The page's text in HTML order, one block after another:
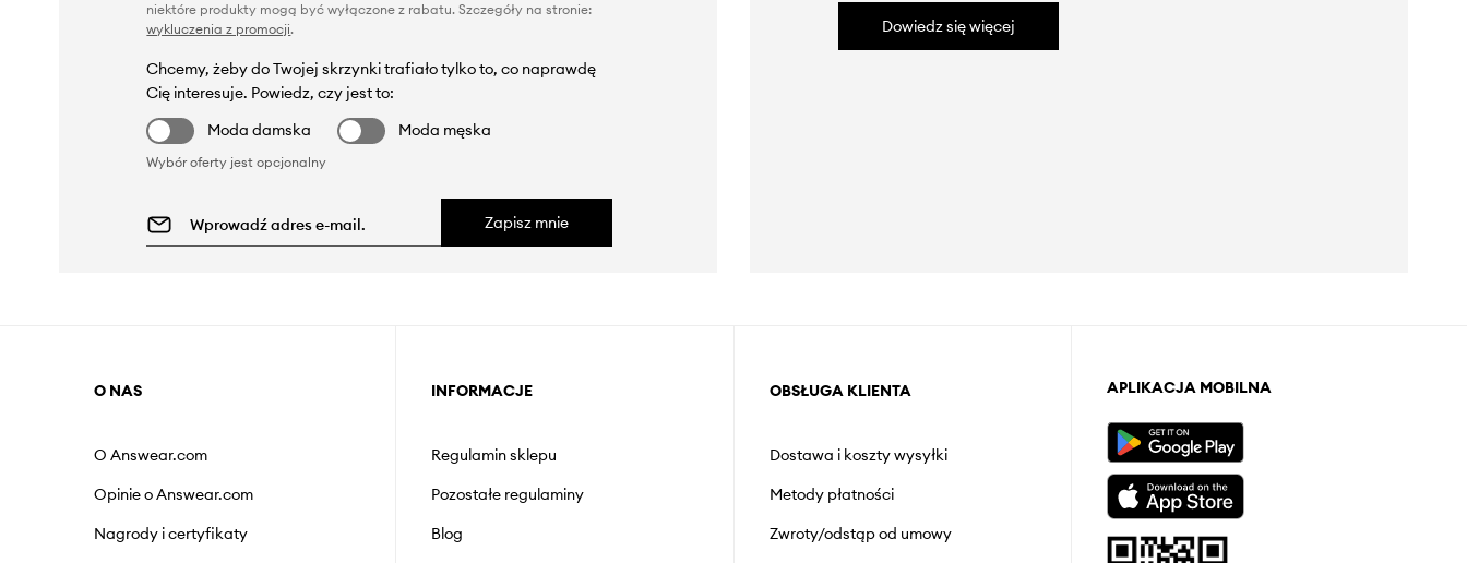
niektóre produkty mogą być wyłączone z rabatu. Szczegóły na stronie:
wykluczenia z promocji.
Chcemy, żeby do Twojej skrzynki trafiało tylko to, co naprawdę
Cię interesuje. Powiedz, czy jest to:
Moda damska
Moda męska
Wybór oferty jest opcjonalny
Zapisz mnie
Dowiedz się więcej
O NAS
O Answear.com
Opinie o Answear.com
Nagrody i certyfikaty
INFORMACJE
Regulamin sklepu
Pozostałe regulaminy
Blog
OBSŁUGA KLIENTA
Dostawa i koszty wysyłki
Metody płatności
Zwroty/odstąp od umowy
APLIKACJA MOBILNA